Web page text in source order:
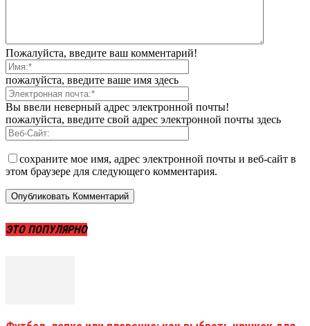
Пожалуйста, введите ваш комментарий!
пожалуйста, введите ваше имя здесь
Вы ввели неверный адрес электронной почты!
пожалуйста, введите свой адрес электронной почты здесь
сохраните мое имя, адрес электронной почты и веб-сайт в
этом браузере для следующего комментария.
ЭТО ПОПУЛЯРНО